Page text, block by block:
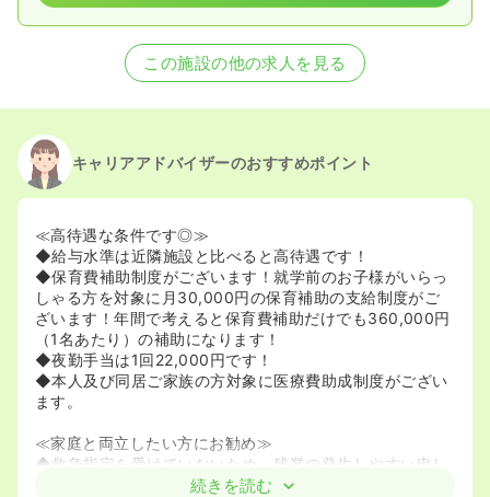
この施設の他の求人を見る
キャリアアドバイザーのおすすめポイント
≪高待遇な条件です◎≫
◆給与水準は近隣施設と比べると高待遇です！
◆保育費補助制度がございます！就学前のお子様がいらっ
しゃる方を対象に月30,000円の保育補助の支給制度がご
ざいます！年間で考えると保育費補助だけでも360,000円
（1名あたり）の補助になります！
◆夜勤手当は1回22,000円です！
◆本人及び同居ご家族の方対象に医療費助成制度がござい
ます。
≪家庭と両立したい方にお勧め≫
◆救急指定を受けていないため、残業の発生しやすい申し
送りの際の受け入れ等もございません。
続きを読む